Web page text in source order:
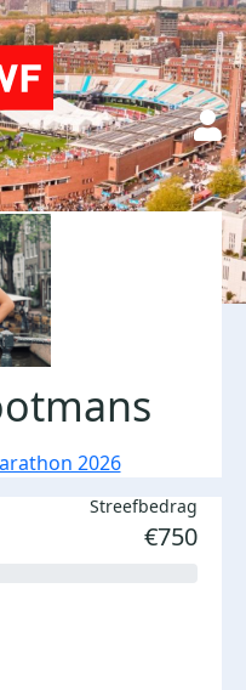
2026
Streefbedrag
€750